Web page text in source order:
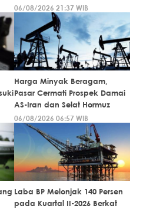
06/08/2026 21:37 WIB
Harga Minyak Beragam,
Pasar Cermati Prospek Damai
AS-Iran dan Selat Hormuz
06/08/2026 06:57 WIB
Laba BP Melonjak 140 Persen
pada Kuartal II-2026 Berkat